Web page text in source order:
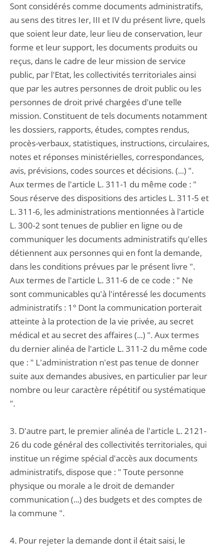
Sont considérés comme documents administratifs,
au sens des titres Ier, III et IV du présent livre, quels
que soient leur date, leur lieu de conservation, leur
forme et leur support, les documents produits ou
reçus, dans le cadre de leur mission de service
public, par l'Etat, les collectivités territoriales ainsi
que par les autres personnes de droit public ou les
personnes de droit privé chargées d'une telle
mission. Constituent de tels documents notamment
les dossiers, rapports, études, comptes rendus,
procès-verbaux, statistiques, instructions, circulaires,
notes et réponses ministérielles, correspondances,
avis, prévisions, codes sources et décisions. (...) ".
Aux termes de l'article L. 311-1 du même code : "
Sous réserve des dispositions des articles L. 311-5 et
L. 311-6, les administrations mentionnées à l'article
L. 300-2 sont tenues de publier en ligne ou de
communiquer les documents administratifs qu'elles
détiennent aux personnes qui en font la demande,
dans les conditions prévues par le présent livre ".
Aux termes de l'article L. 311-6 de ce code : " Ne
sont communicables qu'à l'intéressé les documents
administratifs : 1° Dont la communication porterait
atteinte à la protection de la vie privée, au secret
médical et au secret des affaires (...) ". Aux termes
du dernier alinéa de l'article L. 311-2 du même code
que : " L'administration n'est pas tenue de donner
suite aux demandes abusives, en particulier par leur
nombre ou leur caractère répétitif ou systématique
".
3. D'autre part, le premier alinéa de l'article L. 2121-
26 du code général des collectivités territoriales, qui
institue un régime spécial d'accès aux documents
administratifs, dispose que : " Toute personne
physique ou morale a le droit de demander
communication (...) des budgets et des comptes de
la commune ".
4. Pour rejeter la demande dont il était saisi, le